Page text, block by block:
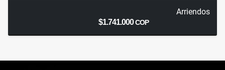
Arriendos
$1.741.000COP